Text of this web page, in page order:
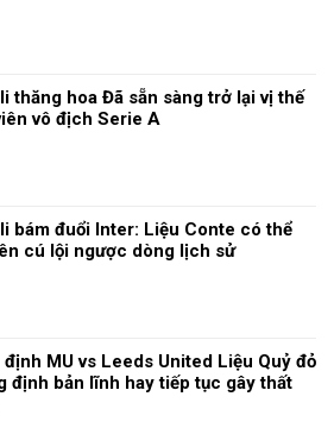
thăng hoa Đã sẵn sàng trở lại vị thế
vô địch Serie A
bám đuổi Inter: Liệu Conte có thể
cú lội ngược dòng lịch sử
định MU vs Leeds United Liệu Quỷ đỏ
định bản lĩnh hay tiếp tục gây thất